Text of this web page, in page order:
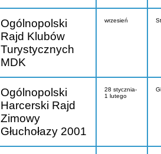
Ogólnopolski
Rajd Klubów
Turystycznych
MDK
wrzesień
Ogólnopolski
Harcerski Rajd
Zimowy
Głuchołazy 2001
28 stycznia-
1 lutego